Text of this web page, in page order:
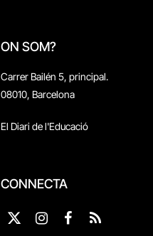
ON SOM?
Carrer Bailén 5, principal.
08010, Barcelona
El Diari de l'Educació
CONNECTA
X
InstagramFacebook
RSS